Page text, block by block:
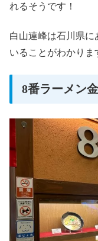
れるそうです！
白山連峰は石川県に
いることがわかりま
8番ラーメン